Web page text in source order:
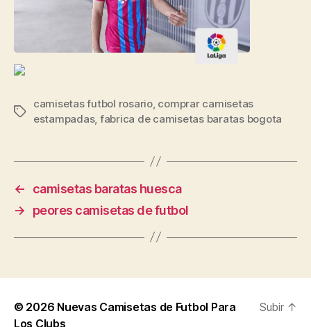
Etiquetas
camisetas futbol rosario, comprar camisetas
estampadas, fabrica de camisetas baratas bogota
←
camisetas baratas huesca
→
peores camisetas de futbol
© 2026 Nuevas Camisetas de Futbol Para
Los Clubs
Subir ↑